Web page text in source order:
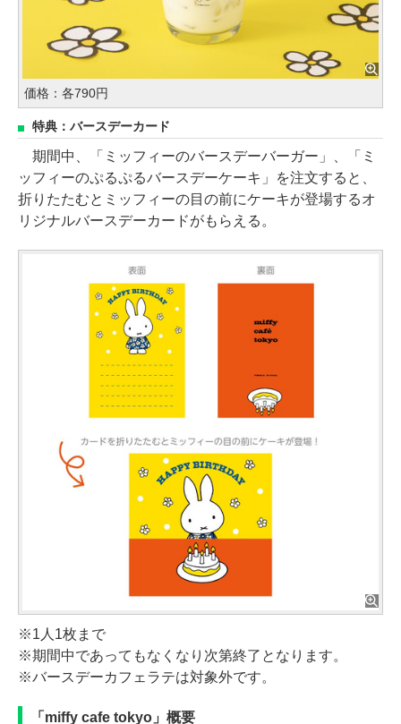
価格：各790円
特典：バースデーカード
期間中、「ミッフィーのバースデーバーガー」、「ミ
ッフィーのぷるぷるバースデーケーキ」を注文すると、
折りたたむとミッフィーの目の前にケーキが登場するオ
リジナルバースデーカードがもらえる。
※1人1枚まで
※期間中であってもなくなり次第終了となります。
※バースデーカフェラテは対象外です。
「miffy cafe tokyo」概要